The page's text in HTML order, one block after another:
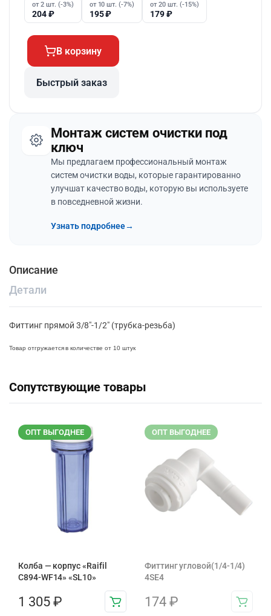
от 2 шт. (-3%)
204₽
от 10 шт. (-7%)
195₽
от 20 шт. (-15%)
179₽
В корзину
Быстрый заказ
Монтаж систем очистки под
ключ
Мы предлагаем профессиональный монтаж
систем очистки воды, которые гарантированно
улучшат качество воды, которую вы используете
в повседневной жизни.
Узнать подробнее→
Описание
Детали
Фиттинг прямой 3/8″-1/2″ (трубка-резьба)
Товар отгружается в количестве от 10 штук
Сопутствующие товары
ОПТ ВЫГОДНЕЕ
Колба — корпус «Raifil
C894-WF14» «SL10»
1 305 ₽
ОПТ ВЫГОДНЕЕ
Фиттинг угловой(1/4-1/4)
4SE4
174 ₽